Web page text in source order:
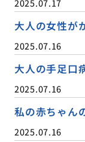
2025.07.17
大人の女性が
2025.07.16
大人の手足口
2025.07.16
私の赤ちゃん
2025.07.16